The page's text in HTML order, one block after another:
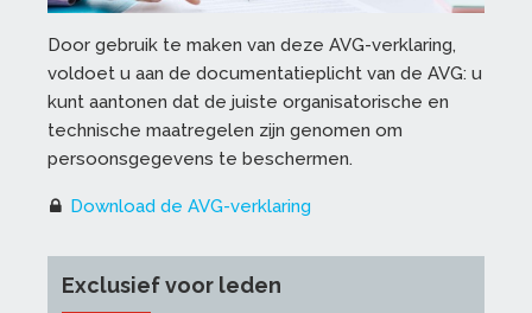
Door gebruik te maken van deze AVG-verklaring,
voldoet u aan de documentatieplicht van de AVG: u
kunt aantonen dat de juiste organisatorische en
technische maatregelen zijn genomen om
persoonsgegevens te beschermen.
Download de AVG-verklaring
Exclusief voor leden